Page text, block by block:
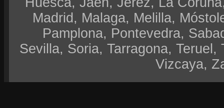
Madrid, Malaga, Melilla,
Pamplona, Pontevedra,
Sevilla, Soria, Tarragona,
Vizcaya,